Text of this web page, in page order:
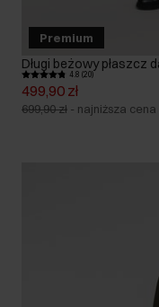
Premium
Długi beżowy płaszcz
4.8 (20)
499,90 zł
699,90 zł - najniższa